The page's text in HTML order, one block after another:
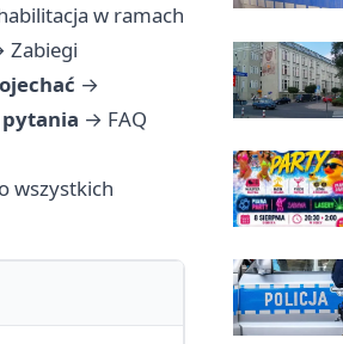
w ramach
Zabiegi
→
pytania → FAQ
wszystkich